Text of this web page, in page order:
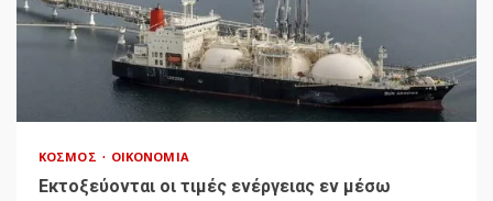
ΚΌΣΜΟΣ ΟΙΚΟΝΟΜΊΑ
Εκτοξεύονται οι τιμές ενέργειας εν μέσω